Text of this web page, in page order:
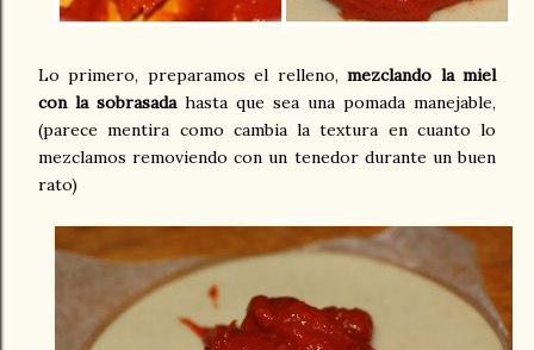
Lo primero, preparamos el relleno,mezclando la miel
con la sobrasadahasta que sea una pomada manejable,
(parece mentira como cambia la textura en cuanto lo
mezclamos removiendo con un tenedor durante un buen
rato)